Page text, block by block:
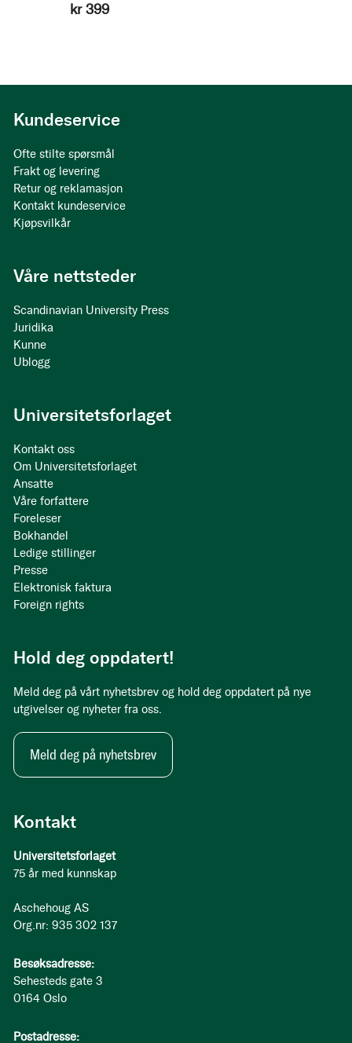
kr 399
Kontakt
Universitetsforlaget
75 år med kunnskap
Aschehoug AS
Org.nr: 935 302 137
Besøksadresse:
Sehesteds gate 3
0164 Oslo
Postadresse:
Kundeservice
Ofte stilte spørsmål
Frakt og levering
Retur og reklamasjon
Kontakt kundeservice
Kjøpsvilkår
Våre nettsteder
Scandinavian University Press
Juridika
Kunne
Ublogg
Universitetsforlaget
Kontakt oss
Om Universitetsforlaget
Ansatte
Våre forfattere
Foreleser
Bokhandel
Ledige stillinger
Presse
Elektronisk faktura
Foreign rights
Hold deg oppdatert!
Meld deg på vårt nyhetsbrev og hold deg oppdatert på nye
utgivelser og nyheter fra oss.
Meld deg på nyhetsbrev